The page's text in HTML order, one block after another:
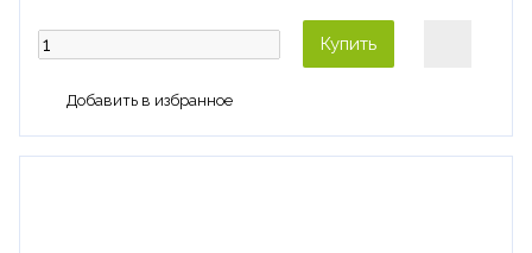
Купить